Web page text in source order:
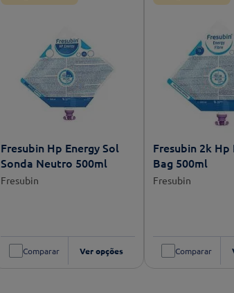
Fresubin Hp Energy Sol
Sonda Neutro 500ml
Fresubin
Comparar Ver opções
Fresubin 2k Hp
Bag 500ml
Fresubin
Comparar